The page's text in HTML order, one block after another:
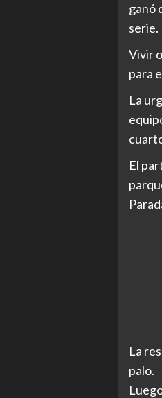
ganó
serie.
Vivir
para
La
El
La
palo.